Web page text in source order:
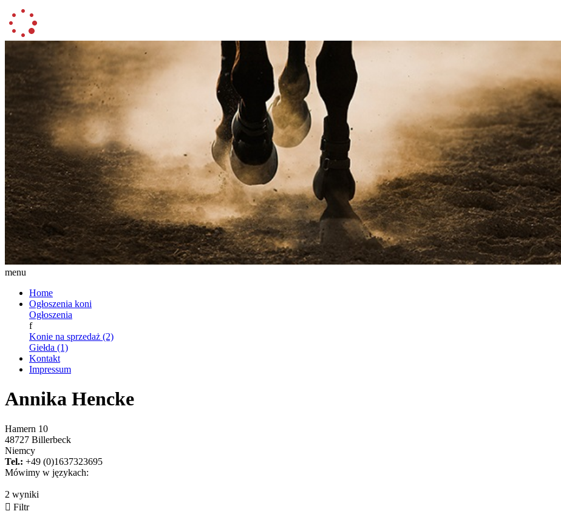
menu
Home
Ogłoszenia koni
Ogłoszenia
f
Konie na sprzedaż (2)
Giełda (1)
Kontakt
Impressum
Annika Hencke
Hamern 10
48727 Billerbeck
Niemcy
Tel.: +49 (0)1637323695
Mówimy w językach:
2 wyniki
 Filtr